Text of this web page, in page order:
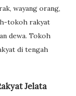
wayang orang,
tokoh rakyat
dewa. Tokoh
di tengah
Jelata